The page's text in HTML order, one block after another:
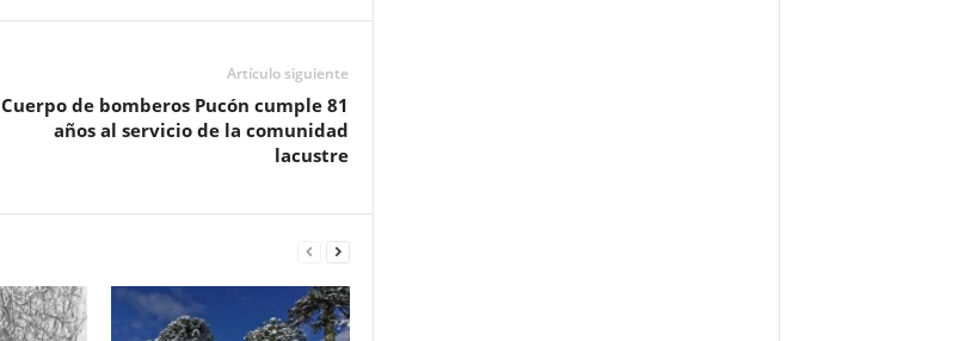
Artículo siguiente
Cuerpo de bomberos Pucón cumple 81
años al servicio de la comunidad
lacustre